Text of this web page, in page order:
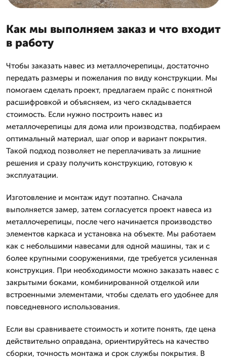
Как мы выполняем заказ и что входит
в работу
Чтобы заказать навес из металлочерепицы, достаточно
передать размеры и пожелания по виду конструкции. Мы
помогаем сделать проект, предлагаем прайс с понятной
расшифровкой и объясняем, из чего складывается
стоимость. Если нужно построить навес из
металлочерепицы для дома или производства, подбираем
оптимальный материал, шаг опор и вариант покрытия.
Такой подход позволяет не переплачивать за лишние
решения и сразу получить конструкцию, готовую к
эксплуатации.
Изготовление и монтаж идут поэтапно. Сначала
выполняется замер, затем согласуется проект навеса из
металлочерепицы, после чего начинается производство
элементов каркаса и установка на объекте. Мы работаем
как с небольшими навесами для одной машины, так и с
более крупными сооружениями, где требуется усиленная
конструкция. При необходимости можно заказать навес с
закрытыми боками, комбинированной отделкой или
встроенными элементами, чтобы сделать его удобнее для
повседневного использования.
Если вы сравниваете стоимость и хотите понять, где цена
действительно оправдана, ориентируйтесь на качество
сборки, точность монтажа и срок службы покрытия. В